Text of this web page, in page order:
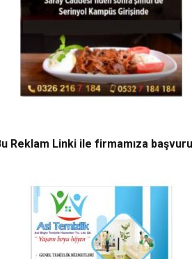
Reklam Linki ile firmamıza